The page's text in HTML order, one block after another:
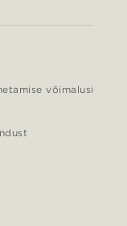
võimalusi